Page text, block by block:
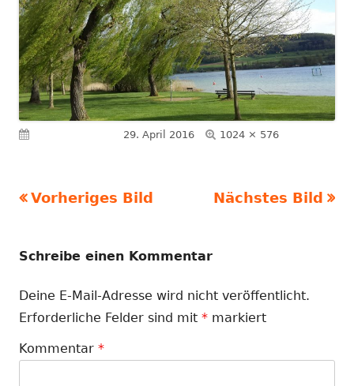
29. April 2016 Volle
1024 × 576
Vorheriges Bild Nächstes Bild
Schreibe einen Kommentar
Deine E-Mail-Adresse wird nicht veröffentlicht.
Erforderliche Felder sind mit * markiert
Kommentar *